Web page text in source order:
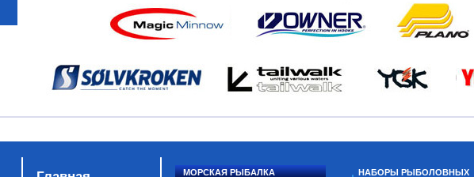
МОРСКАЯ РЫБАЛКА НАБОРЫ РЫБОЛОВНЫХ